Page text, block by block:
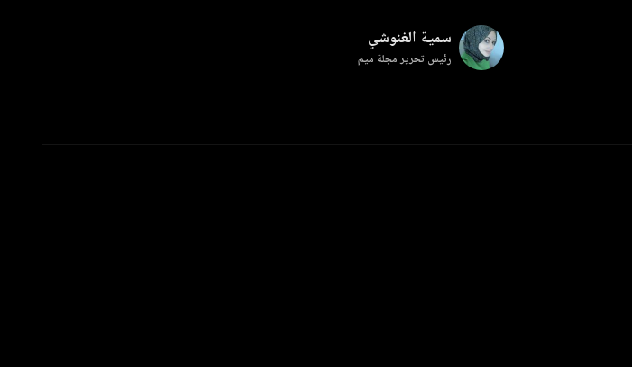
سمية الغنوشي
رئيس تحرير مجلة ميم